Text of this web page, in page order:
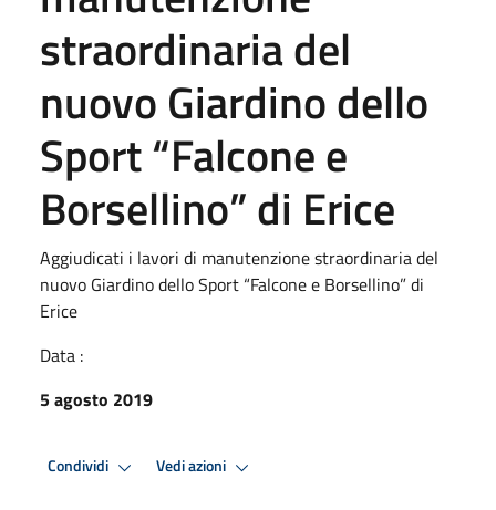
straordinaria del
nuovo Giardino dello
Sport “Falcone e
Borsellino” di Erice
Aggiudicati i lavori di manutenzione straordinaria del
nuovo Giardino dello Sport “Falcone e Borsellino” di
Erice
Data :
5 agosto 2019
Condividi Vedi azioni